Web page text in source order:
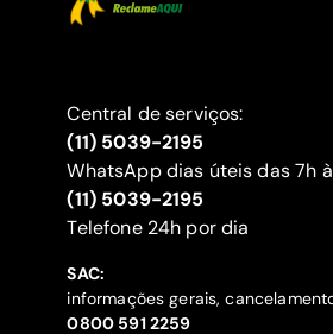
Central de serviços:
(11) 5039-2195
WhatsApp dias úteis das 7h
(11) 5039-2195
‍Telefone 24h por dia
SAC:
informações gerais,
‍0800 591 2259